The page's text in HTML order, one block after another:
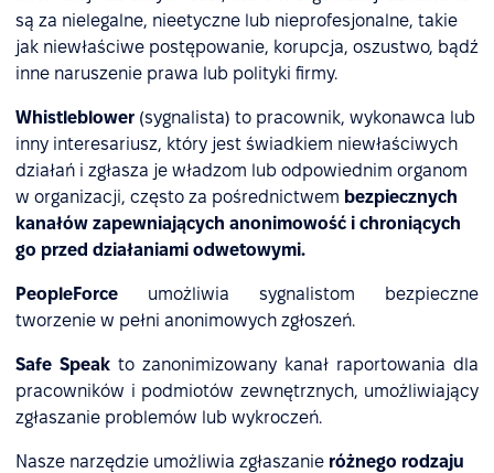
są za nielegalne, nieetyczne lub nieprofesjonalne, takie
jak niewłaściwe postępowanie, korupcja, oszustwo, bądź
inne naruszenie prawa lub polityki firmy.
Whistleblower (sygnalista) to pracownik, wykonawca lub
inny interesariusz, który jest świadkiem niewłaściwych
działań i zgłasza je władzom lub odpowiednim organom
w organizacji, często za pośrednictwem bezpiecznych
kanałów zapewniających anonimowość i chroniących
go przed działaniami odwetowymi.
PeopleForce umożliwia sygnalistom bezpieczne
tworzenie w pełni anonimowych zgłoszeń.
Safe Speak to zanonimizowany kanał raportowania dla
pracowników i podmiotów zewnętrznych, umożliwiający
zgłaszanie problemów lub wykroczeń.
Nasze narzędzie umożliwia zgłaszanie różnego rodzaju